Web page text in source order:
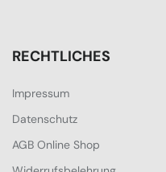
RECHTLICHES
Impressum
Datenschutz
AGB Online Shop